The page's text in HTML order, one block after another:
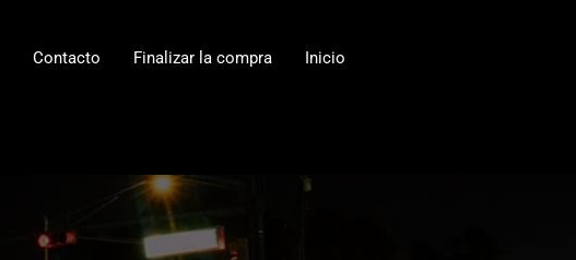
Contacto Finalizar la compra Inicio